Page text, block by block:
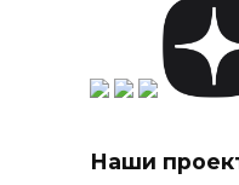
Наши